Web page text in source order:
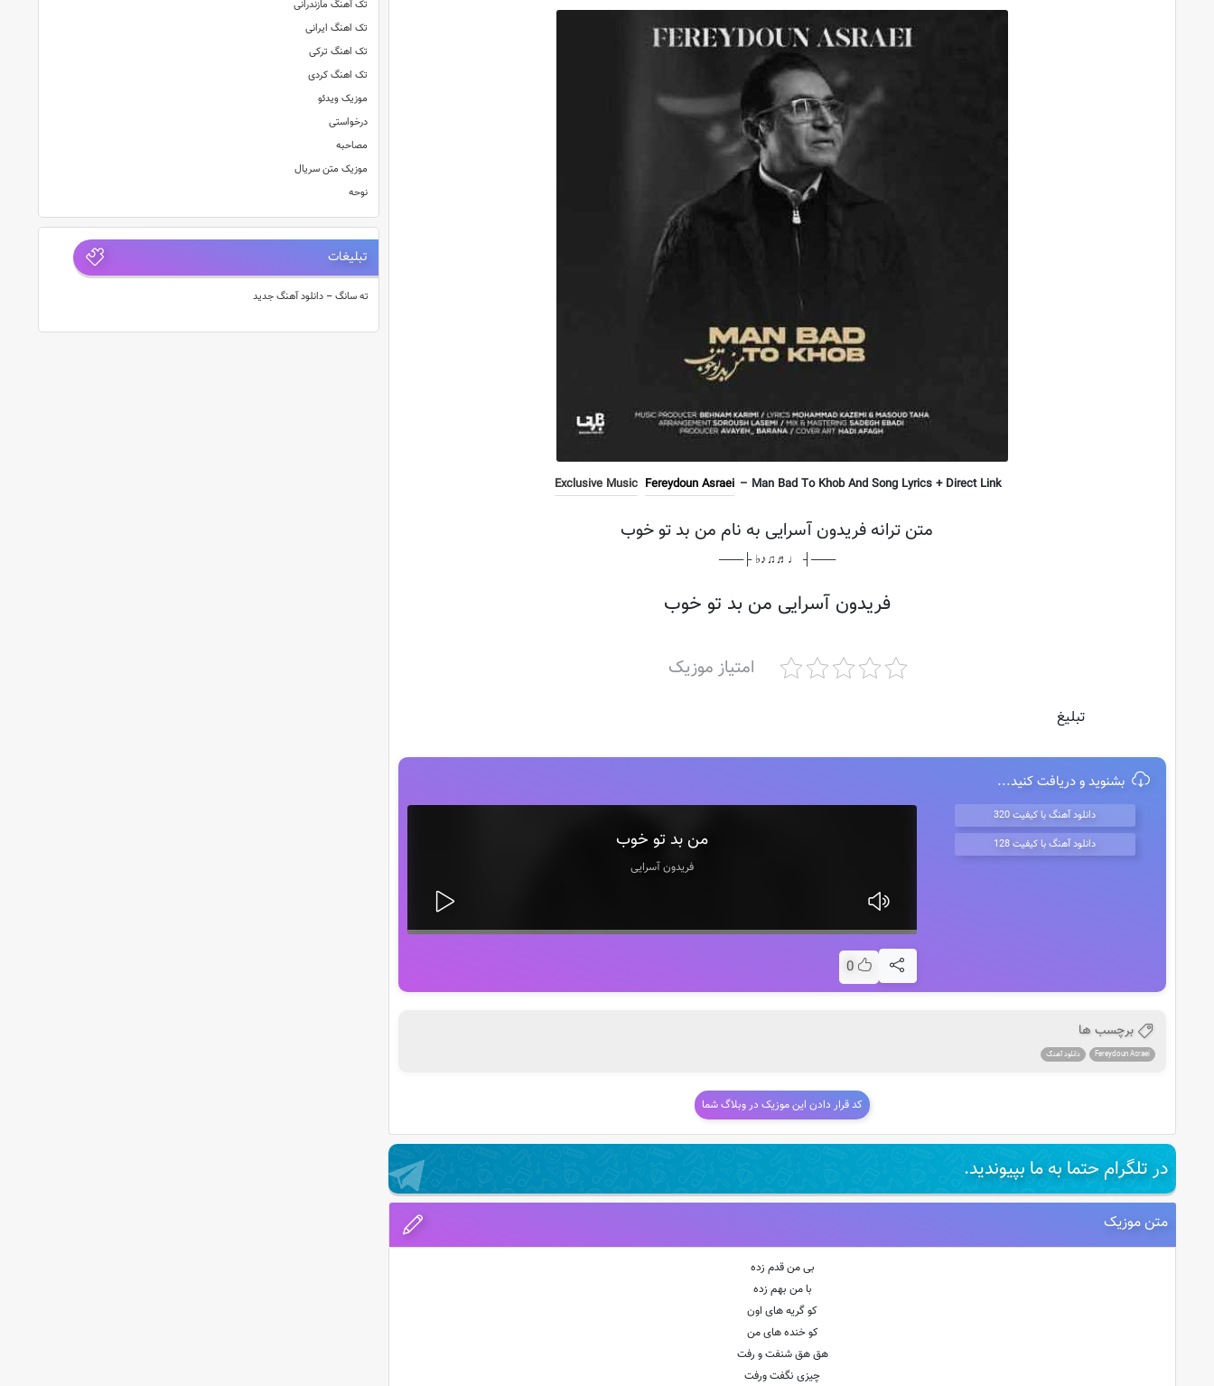
Exclusive Music Fereydoun Asraei – Man Bad To Khob And Song Lyrics + Direct Link
متن ترانه فریدون آسرایی به نام من بد تو خوب
───┤ ♩♬♫♪♭ ├───
فریدون آسرایی من بد تو خوب
امتیاز موزیک
تبلیغ
بشنوید و دریافت کنید...
دانلود آهنگ با کیفیت 320
دانلود آهنگ با کیفیت 128
من بد تو خوب
فریدون آسرایی
0
برچسب ها
Fereydoun Asraei دانلود آهنگ
کد قرار دادن این موزیک در وبلاگ شما
در تلگرام حتما به ما بپیوندید.
متن موزیک
بی من قدم زده
با من بهم زده
کو گریه های اون
کو خنده های من
هق هق شنفت و رفت
چیزی نگفت و‌رفت
تک آهنگ مازندرانی
تک اهنگ ایرانی
تک اهنگ ترکی
تک اهنگ کردی
موزیک ویدئو
درخواستی
مصاحبه
موزیک متن سریال
نوحه
تبلیغات
ته سانگ – دانلود آهنگ جدید